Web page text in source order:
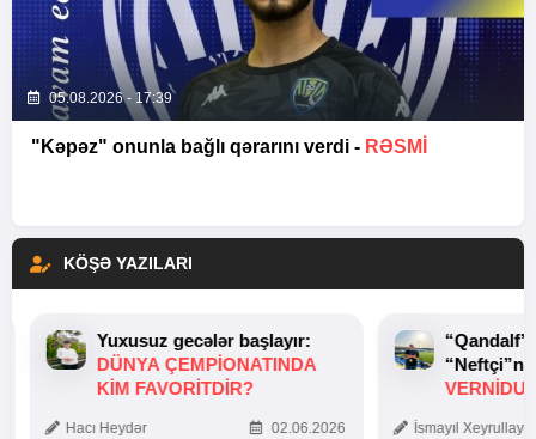
05.08.2026 - 17:39
"Kəpəz" onunla bağlı qərarını verdi - RƏSMİ
KÖŞƏ YAZILARI
Yuxusuz gecələr başlayır:
DÜNYA ÇEMPIONATINDA
KIM FAVORITDIR?
Hacı Heydər 02.06.2026 İsmayıl